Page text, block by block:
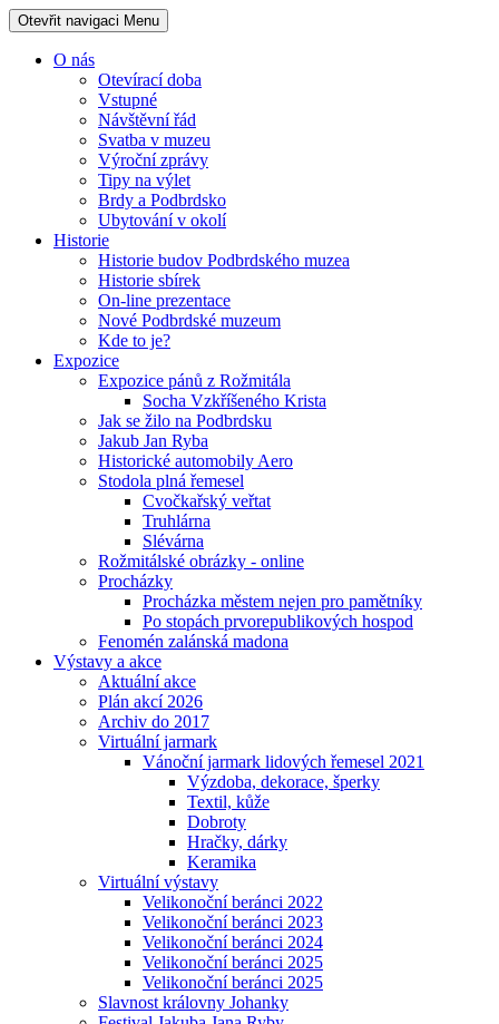
Otevřit navigaci Menu
O nás
Otevírací doba
Vstupné
Návštěvní řád
Svatba v muzeu
Výroční zprávy
Tipy na výlet
Brdy a Podbrdsko
Ubytování v okolí
Historie
Historie budov Podbrdského muzea
Historie sbírek
On-line prezentace
Nové Podbrdské muzeum
Kde to je?
Expozice
Expozice pánů z Rožmitála
Socha Vzkříšeného Krista
Jak se žilo na Podbrdsku
Jakub Jan Ryba
Historické automobily Aero
Stodola plná řemesel
Cvočkařský veřtat
Truhlárna
Slévárna
Rožmitálské obrázky - online
Procházky
Procházka městem nejen pro pamětníky
Po stopách prvorepublikových hospod
Fenomén zalánská madona
Výstavy a akce
Aktuální akce
Plán akcí 2026
Archiv do 2017
Virtuální jarmark
Vánoční jarmark lidových řemesel 2021
Výzdoba, dekorace, šperky
Textil, kůže
Dobroty
Hračky, dárky
Keramika
Virtuální výstavy
Velikonoční beránci 2022
Velikonoční beránci 2023
Velikonoční beránci 2024
Velikonoční beránci 2025
Velikonoční beránci 2025
Slavnost královny Johanky